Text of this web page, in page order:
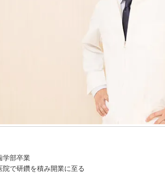
学部卒業
院で研鑽を積み開業に至る